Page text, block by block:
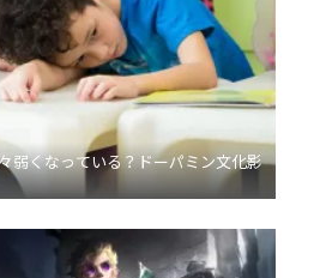
弱くなっている？ドーパミン文化影